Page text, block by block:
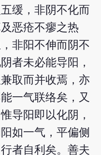
缓，非阴不化而
恶疮不瘳之热
非阳不伸而阴不
者未必能导阳，
取而并收焉，亦
一气联络矣，又
导阳即以化阴，
如一气，平偏侧
者自利矣。善夫